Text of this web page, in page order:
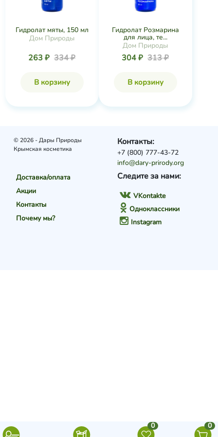
Гидролат мяты, 150 мл
Дом Природы
263 ₽ 334 ₽
В корзину
​Гидролат Розмарина
для лица, те...
Дом Природы
304 ₽ 313 ₽
В корзину
© 2026 - Дары Природы
Крымская косметика
Доставка/оплата
Акции
Контакты
Почему мы?
Следите за нами:
VKontakte
Одноклассники
Instagram
Контакты:
+7 (800) 777-43-72
info@dary-prirody.org
0 0